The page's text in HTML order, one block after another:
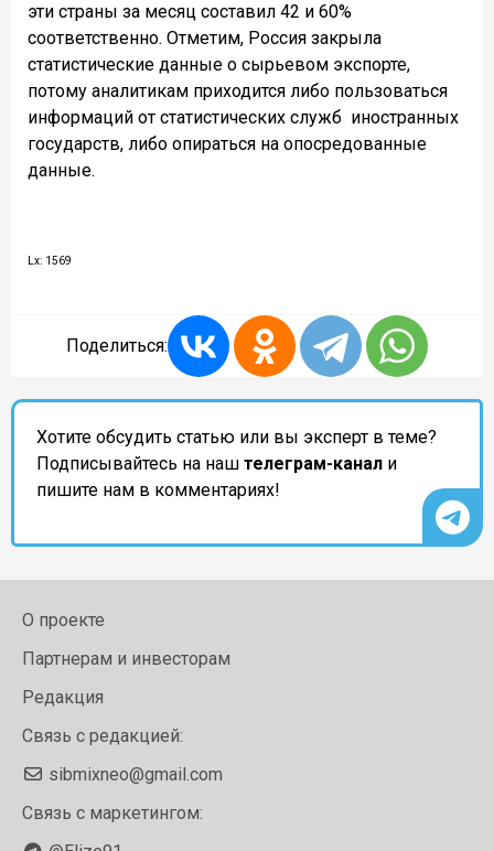
эти страны за месяц составил 42 и 60%
соответственно. Отметим, Россия закрыла
статистические данные о сырьевом экспорте,
потому аналитикам приходится либо пользоваться
информаций от статистических служб иностранных
государств, либо опираться на опосредованные
данные.
Lx: 1569
Поделиться:
Хотите обсудить статью или вы эксперт в теме?
Подписывайтесь на наш телеграм-канал и
пишите нам в комментариях!
О проекте
Партнерам и инвесторам
Редакция
Связь с редакцией:
sibmixneo@gmail.com
Связь с маркетингом: